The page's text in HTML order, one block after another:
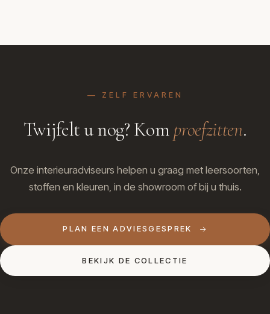
— ZELF ERVAREN
Twijfelt u nog? Kom proefzitten.
Onze interieuradviseurs helpen u graag met leersoorten,
stoffen en kleuren, in de showroom of bij u thuis.
PLAN EEN ADVIESGESPREK
BEKIJK DE COLLECTIE